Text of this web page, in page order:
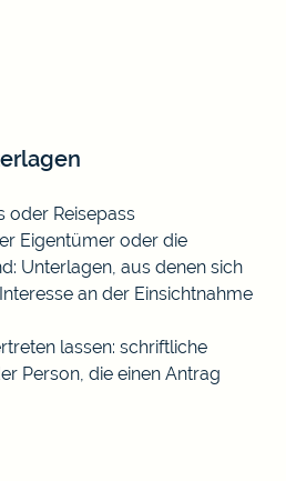
oder Reisepass
Eigentümer oder die
Unterlagen, aus denen sich
an der Einsichtnahme
lassen: schriftliche
Person, die einen Antrag